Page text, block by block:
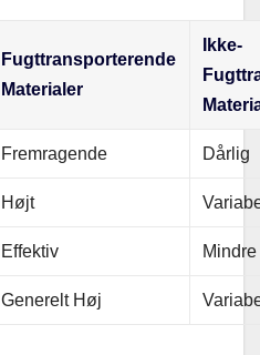
Fugttransporterende
Materialer
Ikke-
Fremragende Dårlig
Højt
Effektiv
Generelt Høj